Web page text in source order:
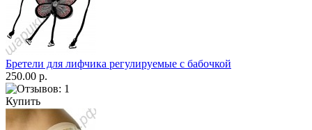
Бретели для лифчика регулируемые с бабочкой
250.00 р.
Купить